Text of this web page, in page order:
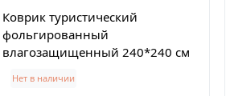
Коврик туристический
фольгированный
влагозащищенный 240*240 см
Нет в наличии